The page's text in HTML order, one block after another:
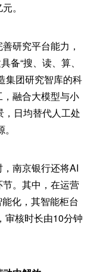
。
研究平台能力，
备“搜、读、算、
集团研究智库的科
融合大模型与小
日均替代人工处
南京银行还将AI
。其中，在运营
化，其智能柜台
审核时长由10分钟